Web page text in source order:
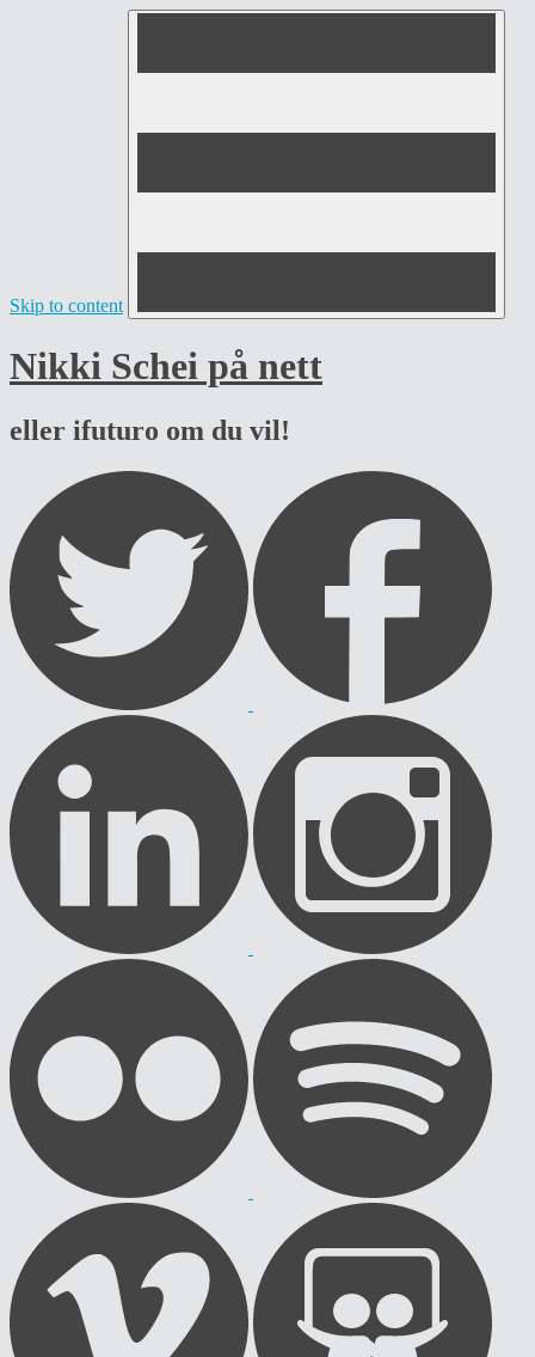
Skip to content
Nikki Schei på nett
eller ifuturo om du vil!